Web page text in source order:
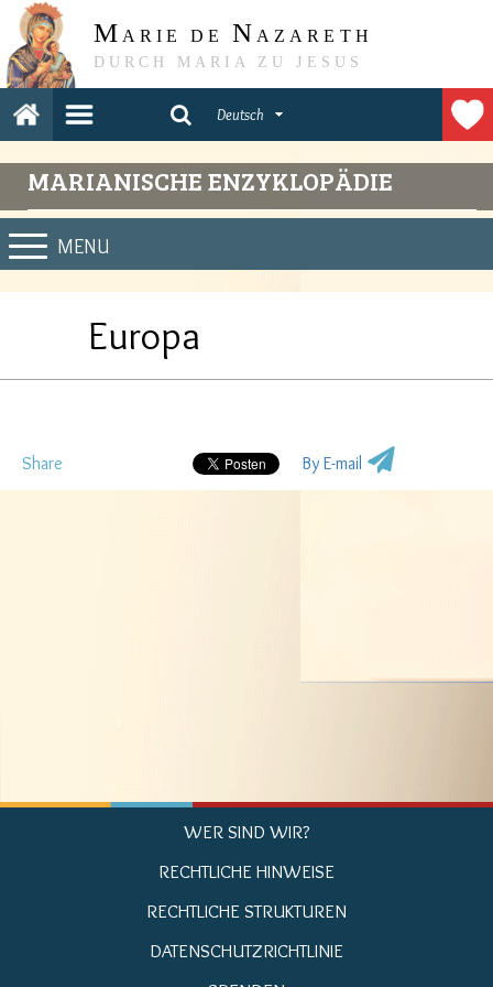
M ARIE DE N AZARETH
DURCH MARIA ZU JESUS
Deutsch
MARIANISCHE ENZYKLOPÄDIE
MENU
Europa
Share By E-mail
WER SIND WIR?
RECHTLICHE HINWEISE
RECHTLICHE STRUKTUREN
DATENSCHUTZRICHTLINIE